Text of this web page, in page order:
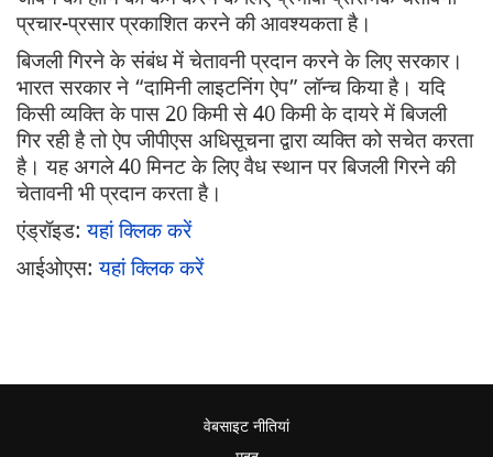
प्रचार-प्रसार प्रकाशित करने की आवश्यकता है।
बिजली गिरने के संबंध में चेतावनी प्रदान करने के लिए सरकार।
भारत सरकार ने “दामिनी लाइटनिंग ऐप” लॉन्च किया है। यदि
किसी व्यक्ति के पास 20 किमी से 40 किमी के दायरे में बिजली
गिर रही है तो ऐप जीपीएस अधिसूचना द्वारा व्यक्ति को सचेत करता
है। यह अगले 40 मिनट के लिए वैध स्थान पर बिजली गिरने की
चेतावनी भी प्रदान करता है।
एंड्रॉइड:यहां क्लिक करें
आईओएस:यहां क्लिक करें
वेबसाइट नीतियां